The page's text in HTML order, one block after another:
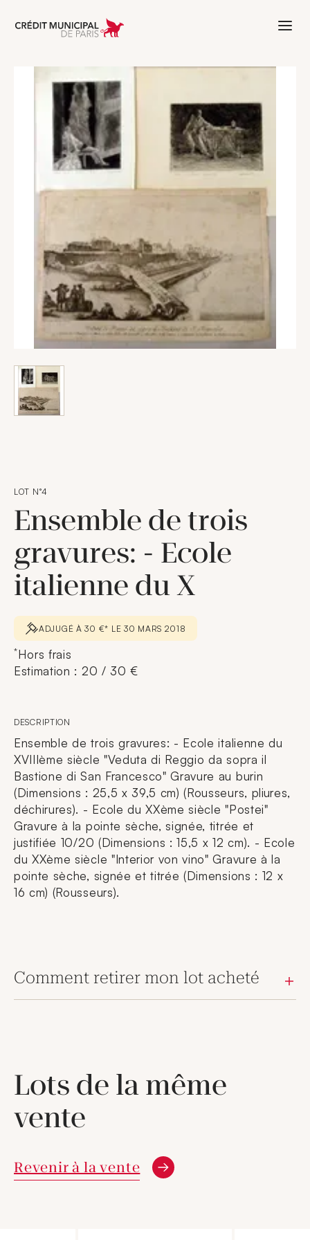
Aller à l'accueil de Crédit Municipal
LOT N°4
Ensemble de trois
gravures: - Ecole
italienne du X
ADJUGÉ À 30 €* LE 30 MARS 2018
*Hors frais
Estimation : 20 / 30 €
DESCRIPTION
Ensemble de trois gravures: - Ecole italienne du
XVIIIème siècle "Veduta di Reggio da sopra il
Bastione di San Francesco" Gravure au burin
(Dimensions : 25,5 x 39,5 cm) (Rousseurs, pliures,
déchirures). - Ecole du XXème siècle "Postei"
Gravure à la pointe sèche, signée, titrée et
justifiée 10/20 (Dimensions : 15,5 x 12 cm). - Ecole
du XXème siècle "Interior von vino" Gravure à la
pointe sèche, signée et titrée (Dimensions : 12 x
16 cm) (Rousseurs).
Comment retirer mon lot acheté
Lots de la même
vente
Revenir à la vente